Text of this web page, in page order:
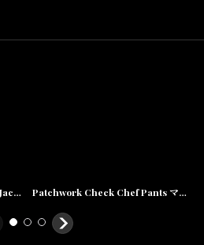
Patchwork Check Harrington Jacket ハリントン ジャケット マドラス チェック パッチワーク Green Patchwork Check Chef Pants マドラス チェック パッチワーク シェフ パンツ Green